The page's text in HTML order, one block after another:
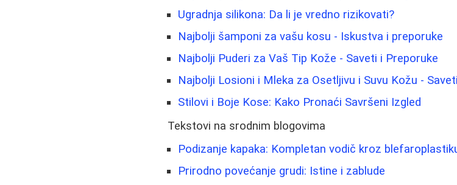
Ugradnja silikona: Da li je vredno rizikovati?
Najbolji šamponi za vašu kosu - Iskustva i preporuke
Najbolji Puderi za Vaš Tip Kože - Saveti i Preporuke
Najbolji Losioni i Mleka za Osetljivu i Suvu Kožu -
Stilovi i Boje Kose: Kako Pronaći Savršeni Izgled
Tekstovi na srodnim blogovima
Podizanje kapaka: Kompletan vodič kroz
Prirodno povećanje grudi: Istine i zablude